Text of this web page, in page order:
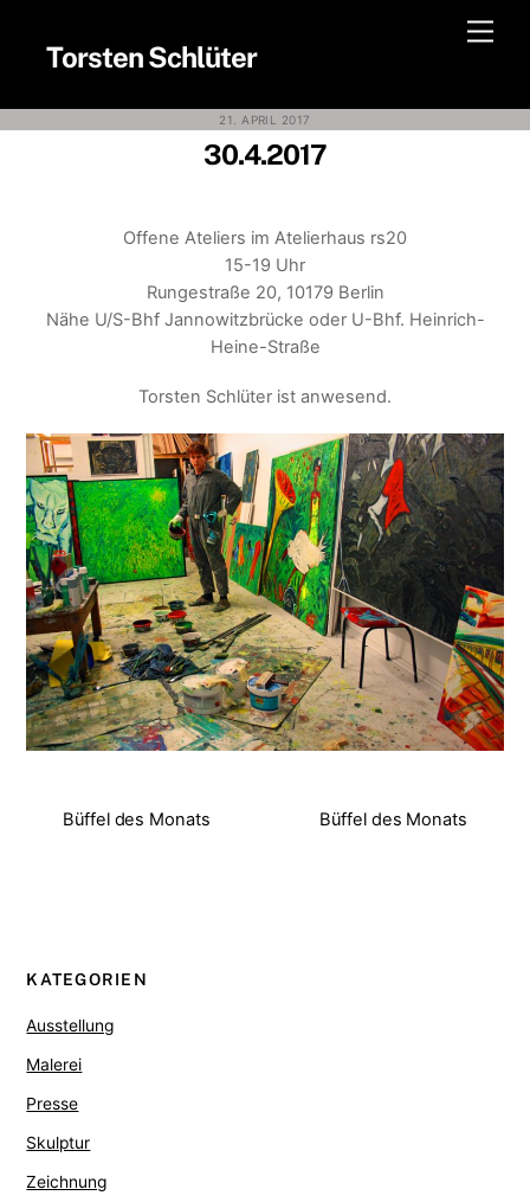
contentTorsten Schlüter
21. APRIL 2017
30.4.2017
Offene Ateliers im Atelierhaus rs20
15-19 Uhr
Rungestraße 20, 10179 Berlin
Nähe U/S-Bhf Jannowitzbrücke oder U-Bhf. Heinrich-
Heine-Straße
Torsten Schlüter ist anwesend.
Büffel des Monats Büffel des Monats
KATEGORIEN
Ausstellung
Malerei
Presse
Skulptur
Zeichnung